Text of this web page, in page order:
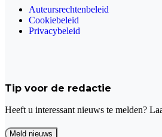
Auteursrechtenbeleid
Cookiebeleid
Privacybeleid
Tip voor de redactie
Heeft u interessant nieuws te melden?